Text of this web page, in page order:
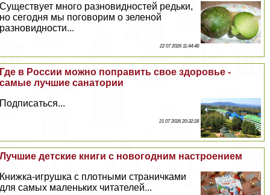
Существует много разновидностей редьки,
но сегодня мы поговорим о зеленой
разновидности...
22 07 2026 11:44:48
Где в России можно поправить свое здоровье -
самые лучшие санатории
Подписаться...
21 07 2026 20:32:28
Лучшие детские книги с новогодним настроением
Книжка-игрушка с плотными страничками
для самых маленьких читателей...